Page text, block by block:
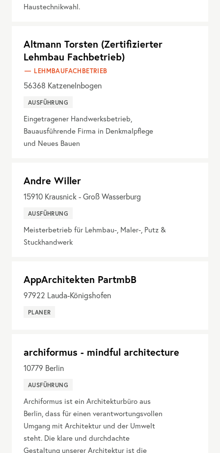
Haustechnikwahl.
Altmann Torsten (Zertifizierter
Lehmbau Fachbetrieb)
LEHMBAUFACHBETRIEB
56368 Katzenelnbogen
AUSFÜHRUNG
Eingetragener Handwerksbetrieb,
Bauausführende Firma in Denkmalpflege
und Neues Bauen
Andre Willer
15910 Krausnick - Groß Wasserburg
AUSFÜHRUNG
Meisterbetrieb für Lehmbau-, Maler-, Putz &
Stuckhandwerk
AppArchitekten PartmbB
97922 Lauda-Königshofen
PLANER
archiformus - mindful architecture
10779 Berlin
AUSFÜHRUNG
Archiformus ist ein Architekturbüro aus
Berlin, dass für einen verantwortungsvollen
Umgang mit Architektur und der Umwelt
steht. Die klare und durchdachte
Gestaltung unserer Architektur ist die